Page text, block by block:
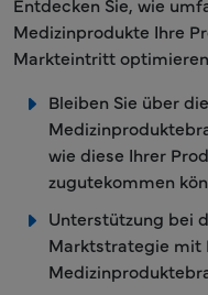
Medizinprodukte Ihre
Markteintritt
Bleiben Sie über
wie diese Ihrer
zugutekommen
Unterstützung bei
Marktstrategie mit